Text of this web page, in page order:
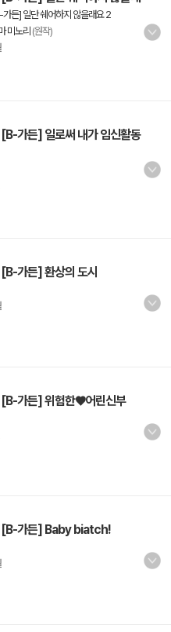
든] 일단 쉐어하지 않을래요 2
미노리 (원작)
가든] 일로써 내가 임신활동
가든] 환상의 도시
가든] 위험한♥어린신부
[B-가든] Baby biatch!